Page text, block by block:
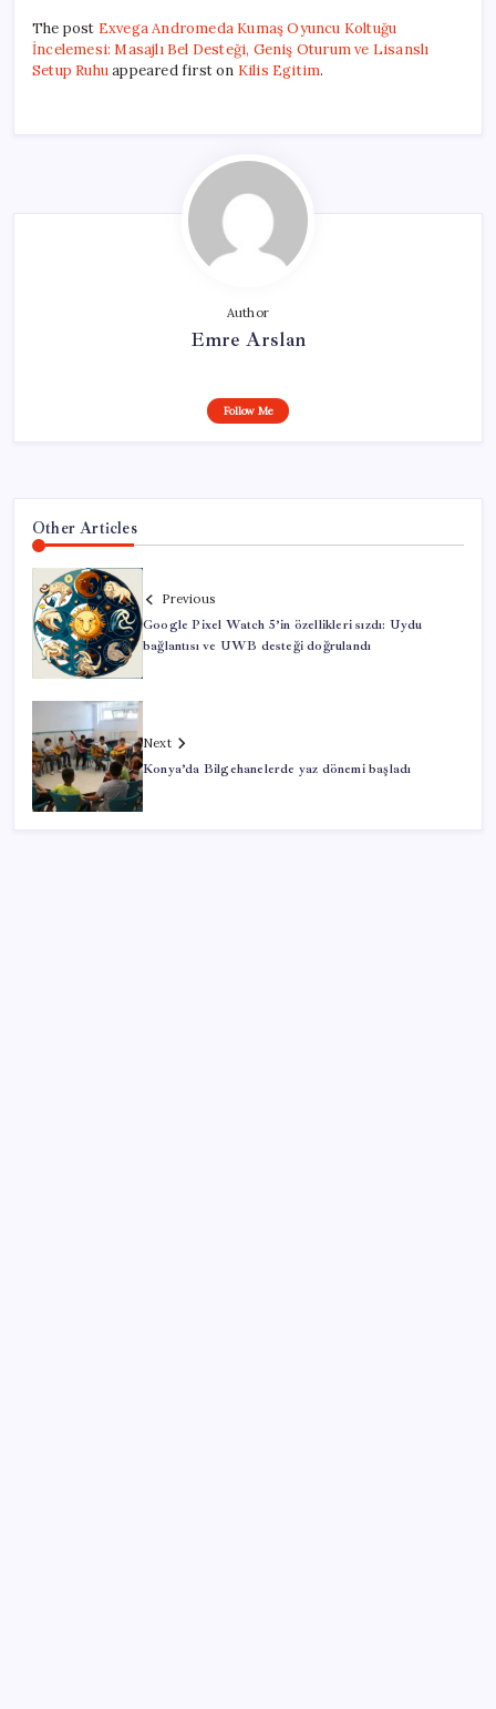
The post Exvega Andromeda Kumaş Oyuncu Koltuğu
İncelemesi: Masajlı Bel Desteği, Geniş Oturum ve Lisanslı
Setup Ruhuappeared first on Kilis Egitim.
Author
Emre Arslan
Follow Me
Other Articles
Previous
Google Pixel Watch 5’in özellikleri sızdı: Uydu
bağlantısı ve UWB desteği doğrulandı
Next
Konya’da Bilgehanelerde yaz dönemi başladı